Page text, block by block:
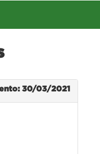
30/03/2021